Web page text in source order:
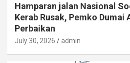
Hamparan jalan Nasional
Kerab Rusak, Pemko Dumai
Perbaikan
July 30, 2026 admin